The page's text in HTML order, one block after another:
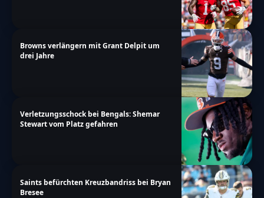
Browns verlängern mit Grant Delpit um
drei Jahre
Verletzungsschock bei Bengals: Shemar
Stewart vom Platz gefahren
Saints befürchten Kreuzbandriss bei Bryan
Bresee